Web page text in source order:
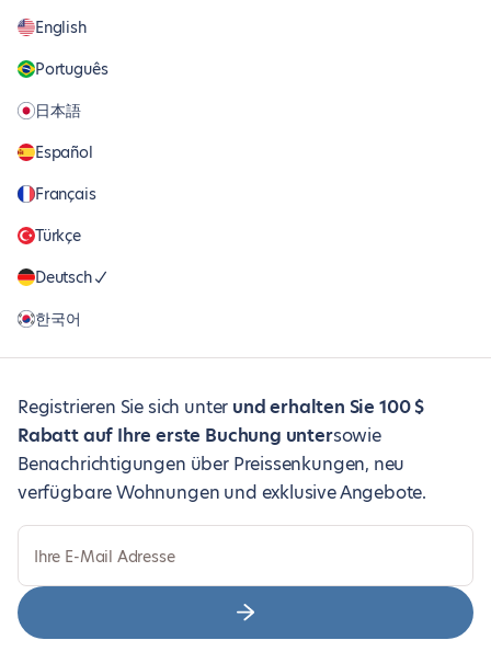
English
Português
日本語
Español
Français
Türkçe
Deutsch
한국어
Registrieren Sie sich unter und erhalten Sie 100 $
Rabatt auf Ihre erste Buchung untersowie
Benachrichtigungen über Preissenkungen, neu
verfügbare Wohnungen und exklusive Angebote.
Ihre E-Mail Adresse